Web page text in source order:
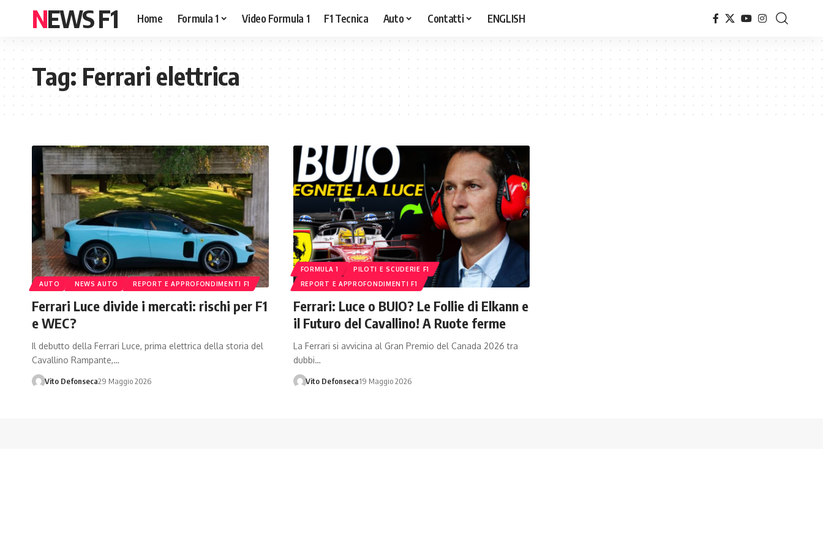
NEWS F1 Home Formula 1 Video Formula 1 F1 Tecnica Auto Contatti ENGLISH
Tag:Ferrari elettrica
AUTO NEWS AUTO REPORT E APPROFONDIMENTI F1
Ferrari Luce divide i mercati: rischi per F1
e WEC?
Il debutto della Ferrari Luce, prima elettrica della storia del
Cavallino Rampante,…
Vito Defonseca29 Maggio 2026
FORMULA 1
PILOTI E SCUDERIE F1
REPORT E APPROFONDIMENTI F1
Ferrari: Luce o BUIO? Le Follie di Elkann e
il Futuro del Cavallino! A Ruote ferme
La Ferrari si avvicina al Gran Premio del Canada 2026 tra
dubbi…
Vito Defonseca19 Maggio 2026